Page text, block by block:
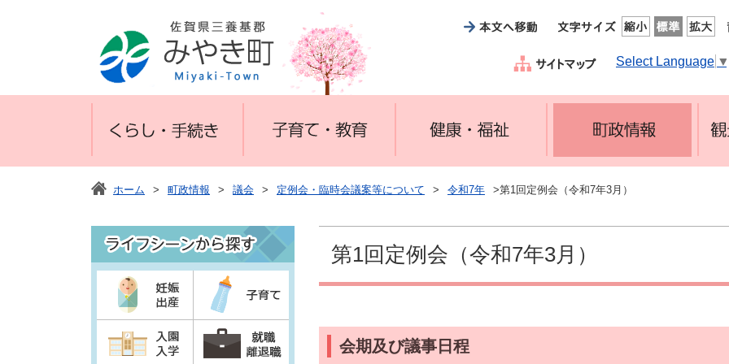
Select Language ▼
ホーム > 町政情報 > 議会 > 定例会・臨時会議案等について > 令和7年 >第1回定例会（令和7年3月）
第1回定例会（令和7年3月）
会期及び議事日程